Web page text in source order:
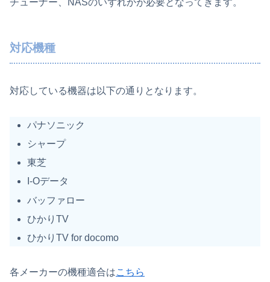
チューナー、NASのいずれかが必要となってきます。
対応機種
対応している機器は以下の通りとなります。
パナソニック
シャープ
東芝
I-Oデータ
バッファロー
ひかりTV
ひかりTV for docomo
各メーカーの機種適合はこちら